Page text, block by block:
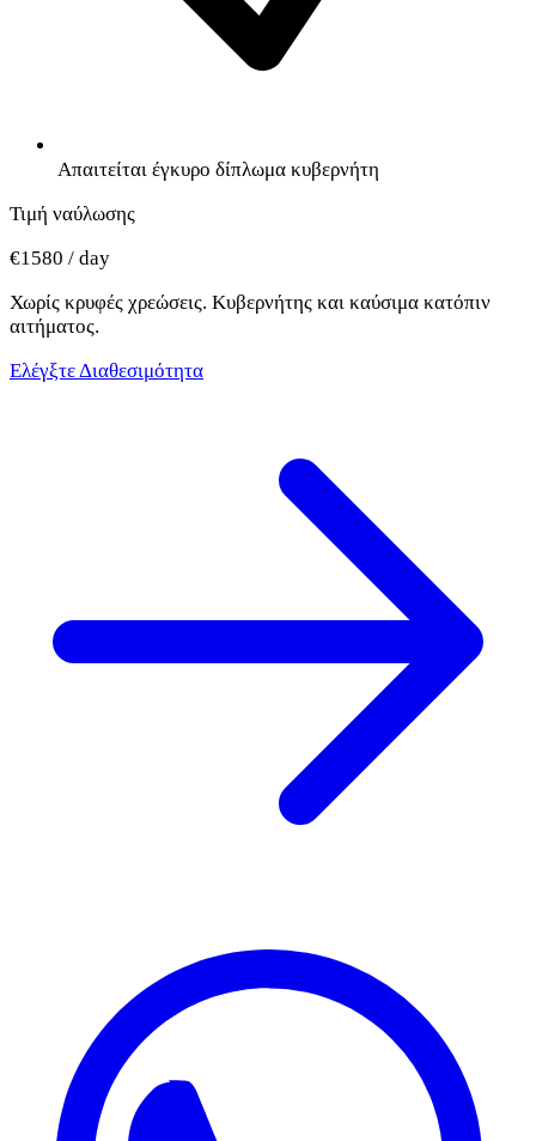
Απαιτείται έγκυρο δίπλωμα κυβερνήτη
Τιμή ναύλωσης
€1580 / day
Χωρίς κρυφές χρεώσεις. Κυβερνήτης και καύσιμα κατόπιν
αιτήματος.
Ελέγξτε Διαθεσιμότητα